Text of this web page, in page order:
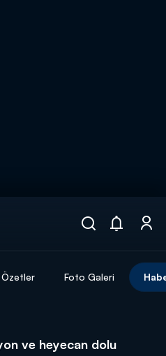
Özetler Foto Galeri
ve heyecan dolu